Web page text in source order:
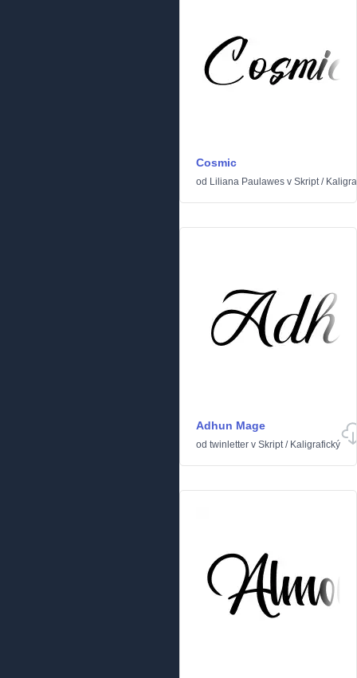
Cosmic
od Liliana Paulawes v Skript/
Adhun Mage
od twinletter v Skript/ Kaligrafický